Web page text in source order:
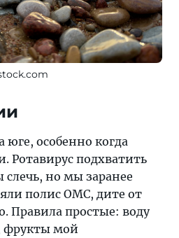
юге, особенно когда
Ротавирус подхватить
слечь, но мы заранее
полис ОМС, дите от
Правила простые: воду
фрукты мой